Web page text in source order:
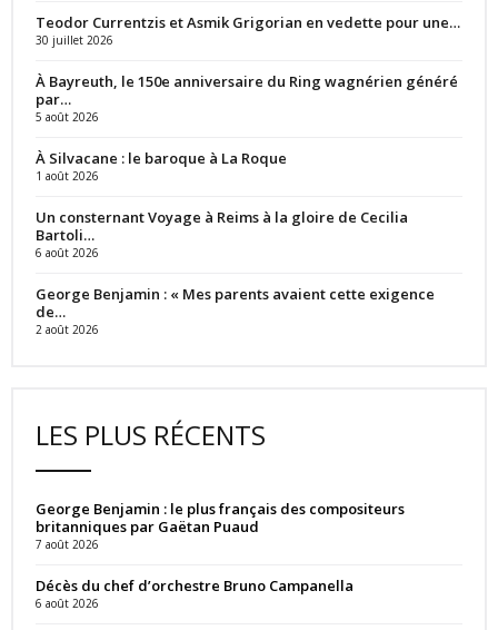
Teodor Currentzis et Asmik Grigorian en vedette pour une…
30 juillet 2026
À Bayreuth, le 150e anniversaire du Ring wagnérien généré
par…
5 août 2026
À Silvacane : le baroque à La Roque
1 août 2026
Un consternant Voyage à Reims à la gloire de Cecilia
Bartoli…
6 août 2026
George Benjamin : « Mes parents avaient cette exigence
de…
2 août 2026
LES PLUS RÉCENTS
George Benjamin : le plus français des compositeurs
britanniques par Gaëtan Puaud
7 août 2026
Décès du chef d’orchestre Bruno Campanella
6 août 2026